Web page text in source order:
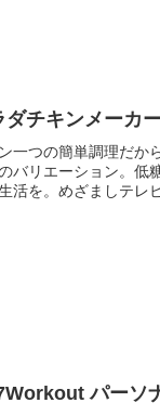
ダチキンメーカ
一つの簡単調理だか
バリエーション。低
活を。めざましテレ
パーソ